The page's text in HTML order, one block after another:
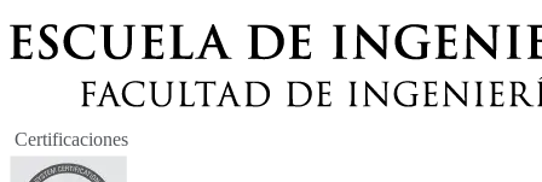
Certificaciones